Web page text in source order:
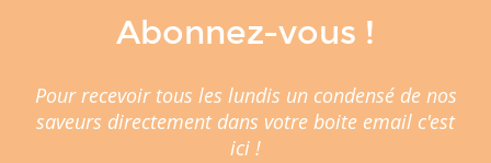
Abonnez-vous !
Pour recevoir tous les lundis un condensé de nos
saveurs directement dans votre boite email c'est
ici !